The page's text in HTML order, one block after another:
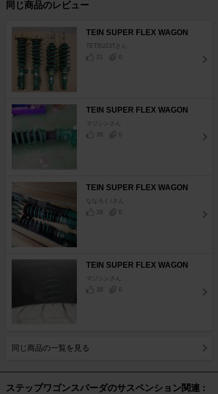
同じ商品のレビュー
TEIN SUPER FLEX WAGON
TETSU23Tさん
21
0
TEIN SUPER FLEX WAGON
マジシンさん
39
0
TEIN SUPER FLEX WAGON
ななろく♪さん
28
0
TEIN SUPER FLEX WAGON
マジシンさん
38
0
同じ商品の一覧を見る
ステップワゴンスパーダのサスペンション関連 :